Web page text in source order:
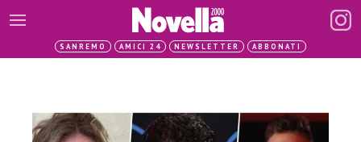
SANREMO AMICI 24 NEWSLETTER ABBONATI